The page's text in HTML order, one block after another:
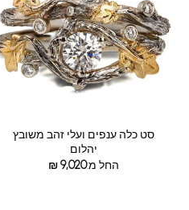
סט כלה ענפים ועלי זהב משובץ
יהלום
החל מ:
₪9,020